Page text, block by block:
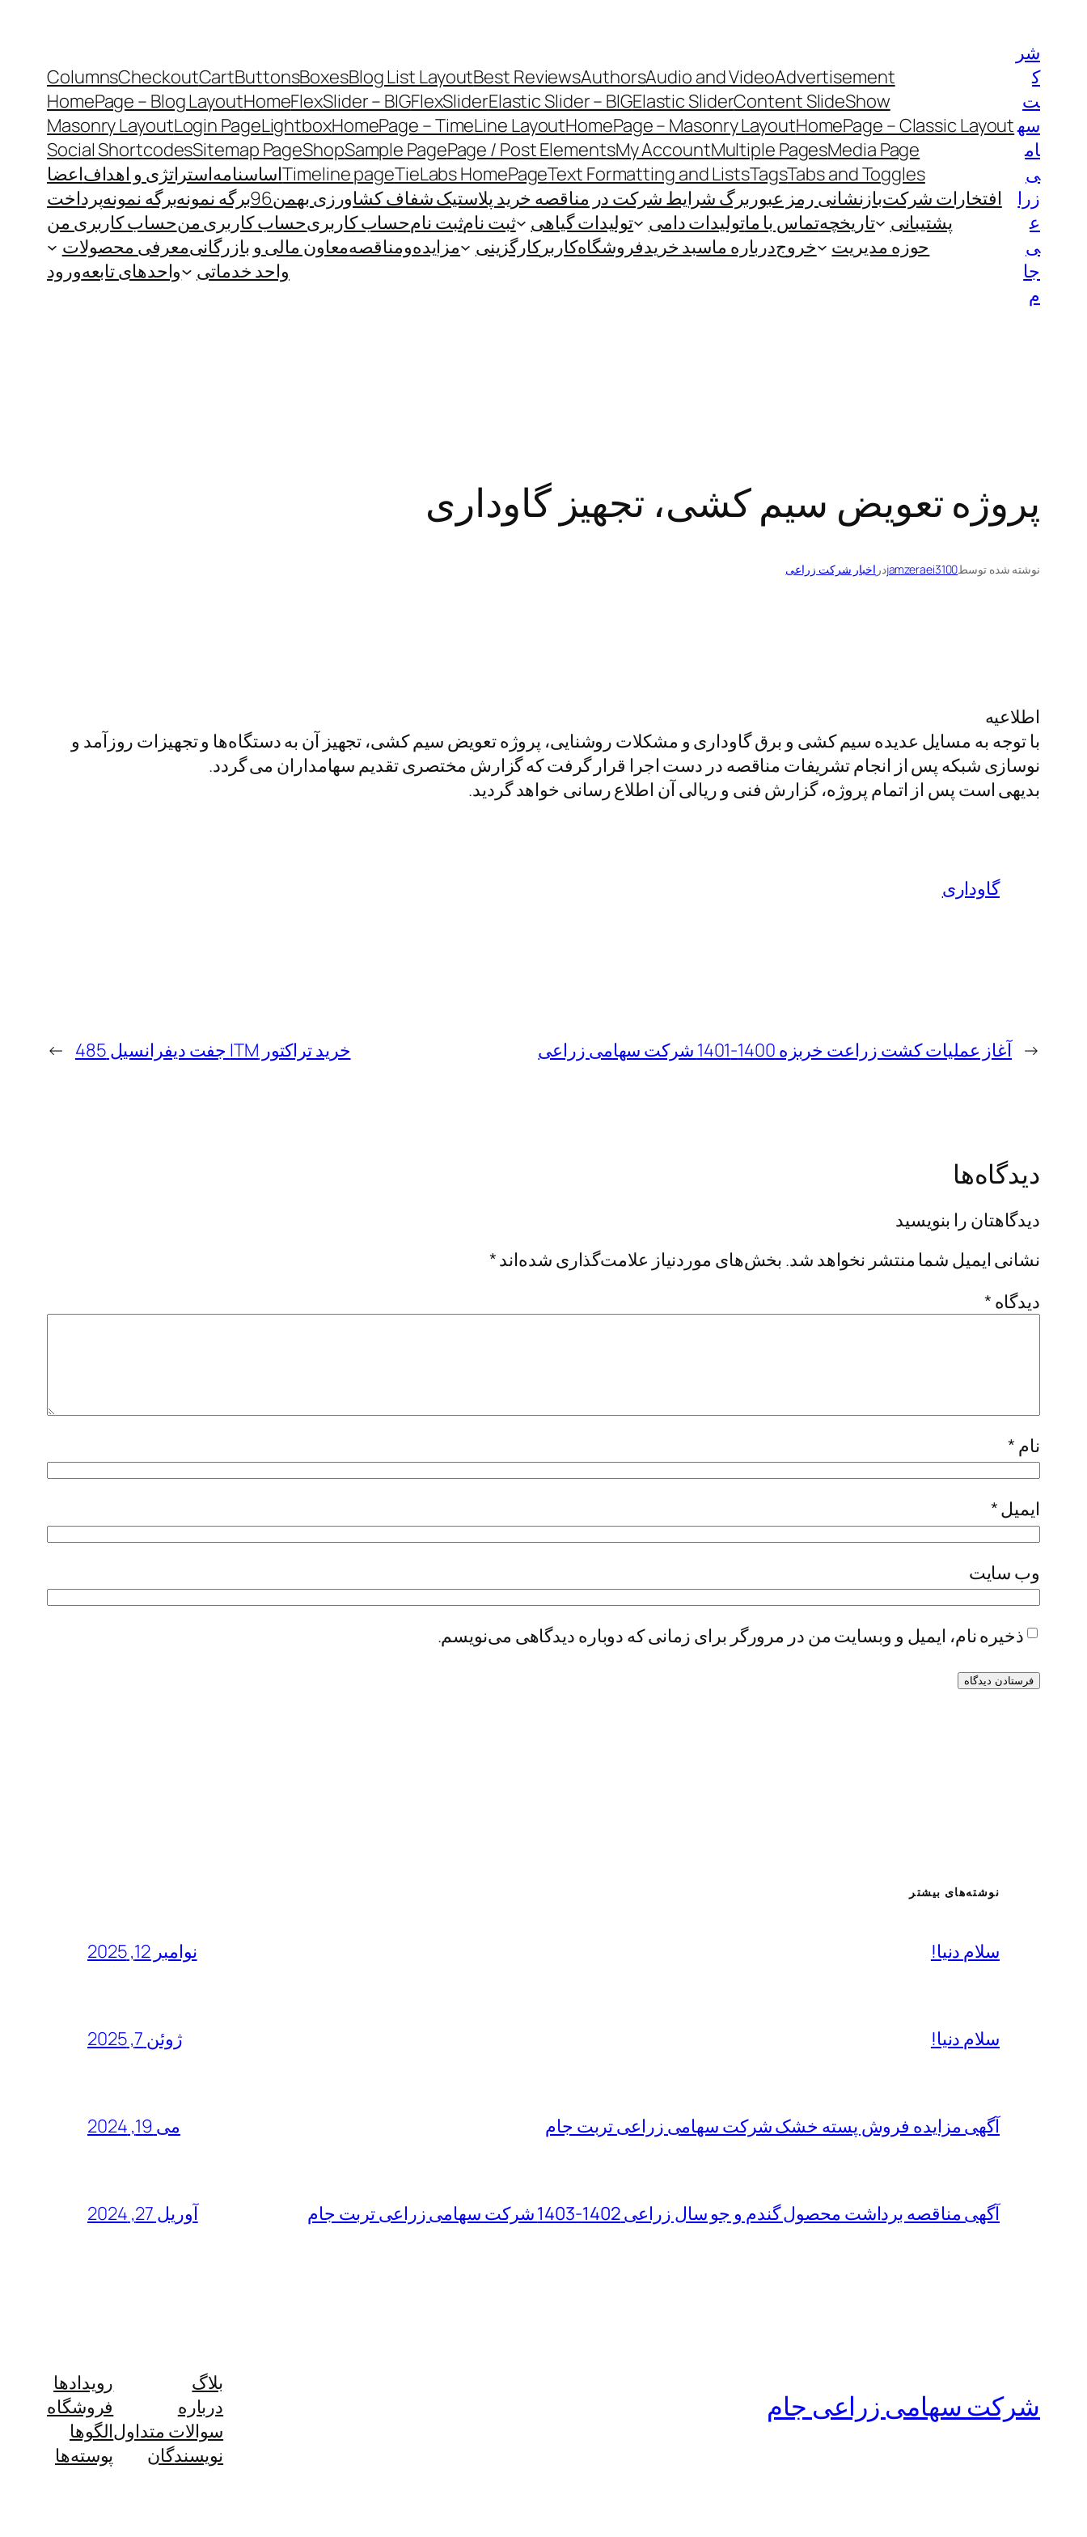
شر
ک
ت
سه
ام
ی
زرا
ع
ی
جا
م
Advertisement
Audio and Video
Authors
Best Reviews
Blog List Layout
Boxes
Buttons
Cart
Checkout
Columns
Content SlideShow
Elastic Slider
Elastic Slider – BIG
FlexSlider
FlexSlider – BIG
Home
HomePage – Blog Layout
HomePage – Classic Layout
HomePage – Masonry Layout
HomePage – TimeLine Layout
Lightbox
Login Page
Masonry Layout
Media Page
Multiple Pages
My Account
Page / Post Elements
Sample Page
Shop
Sitemap Page
Social Shortcodes
Tabs and Toggles
Tags
Text Formatting and Lists
TieLabs HomePage
Timeline pageاساسنامهاستراتژی و اهدافاعضا
افتخارات شرکتبازنشانی رمز عبور برگ شرایط شرکت در مناقصه خرید پلاستیک شفاف کشاورزی بهمن96 برگه نمونهبرگه نمونهپرداخت
پشتیبانی
تاریخچهتماس با ماتولیدات دامی تولیدات گیاهی ثبت نامثبت نامحساب کاربریحساب کاربری منحساب کاربری من
حوزه مدیریت
خروجدرباره ماسبد خریدفروشگاهکاربرکارگزینی مزایده‌و‌مناقصهمعاون مالی و بازرگانیمعرفی محصولات
واحد خدماتی
واحدهای تابعهورود
پروژه تعویض سیم کشی، تجهیز گاوداری
نوشته شده توسطjamzeraei3100در اخبار شرکت زراعی
اطلاعیه
با توجه به مسایل عدیده سیم کشی و برق گاوداری و مشکلات روشنایی، پروژه تعویض سیم کشی، تجهیز آن به دستگاه‌ها و تجهیزات روزآمد و
نوسازی شبکه پس از انجام تشریفات مناقصه در دست اجرا قرار گرفت که گزارش مختصری تقدیم سهامداران می گردد.
بدیهی است پس از اتمام پروژه، گزارش فنی و ریالی آن اطلاع رسانی خواهد گردید.
گاوداری
← آغاز عملیات کشت زراعت خربزه 1400-1401 شرکت سهامی زراعی خرید تراکتور ITM جفت دیفرانسیل 485 →
دیدگاه‌ها
دیدگاهتان را بنویسید
نشانی ایمیل شما منتشر نخواهد شد. بخش‌های موردنیاز علامت‌گذاری شده‌اند*
دیدگاه *
نام *
ایمیل*
وب‌ سایت
ذخیره نام، ایمیل و وبسایت من در مرورگر برای زمانی که دوباره دیدگاهی می‌نویسم.
نوشته‌های بیشتر
سلام دنیا! نوامبر 12, 2025
سلام دنیا! ژوئن 7, 2025
آگهی مزایده فروش پسته خشک شرکت سهامی زراعی تربت جام می 19, 2024
آگهی مناقصه برداشت محصول گندم و جو سال زراعی 1402-1403 شرکت سهامی زراعی تربت جام آوریل 27, 2024
شرکت سهامی زراعی جام
بلاگ
درباره
سوالات متداول
نویسندگان
رویدادها
فروشگاه
الگوها
پوسته‌ها